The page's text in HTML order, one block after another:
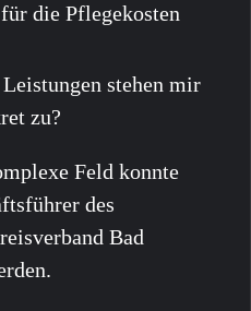
die Pflegekosten
stehen mir
zu?
Feld konnte
des
Bad